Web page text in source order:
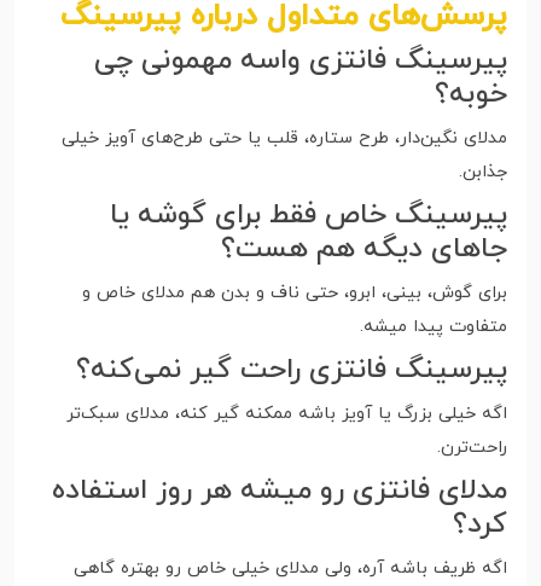
پرسش‌های متداول درباره پیرسینگ
پیرسینگ فانتزی واسه مهمونی چی
خوبه؟
مدلای نگین‌دار، طرح ستاره، قلب یا حتی طرح‌های آویز خیلی
جذابن.
پیرسینگ خاص فقط برای گوشه یا
جاهای دیگه هم هست؟
برای گوش، بینی، ابرو، حتی ناف و بدن هم مدلای خاص و
متفاوت پیدا میشه.
پیرسینگ فانتزی راحت گیر نمی‌کنه؟
اگه خیلی بزرگ یا آویز باشه ممکنه گیر کنه، مدلای سبک‌تر
راحت‌ترن.
مدلای فانتزی رو میشه هر روز استفاده
کرد؟
اگه ظریف باشه آره، ولی مدلای خیلی خاص رو بهتره گاهی